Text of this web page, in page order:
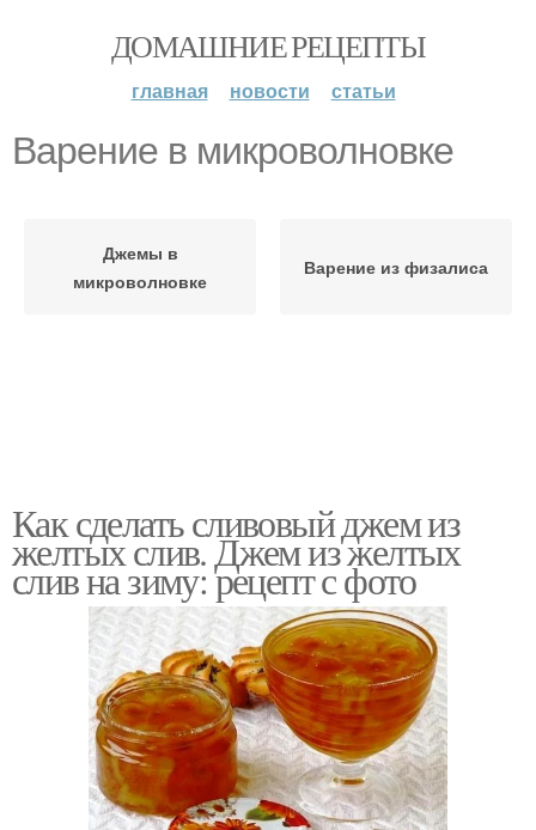
ДОМАШНИЕ РЕЦЕПТЫ
главная новости статьи
Варение в микроволновке
Джемы в
микроволновке
Варение из физалиса
Как сделать сливовый джем из
желтых слив. Джем из желтых
слив на зиму: рецепт с фото